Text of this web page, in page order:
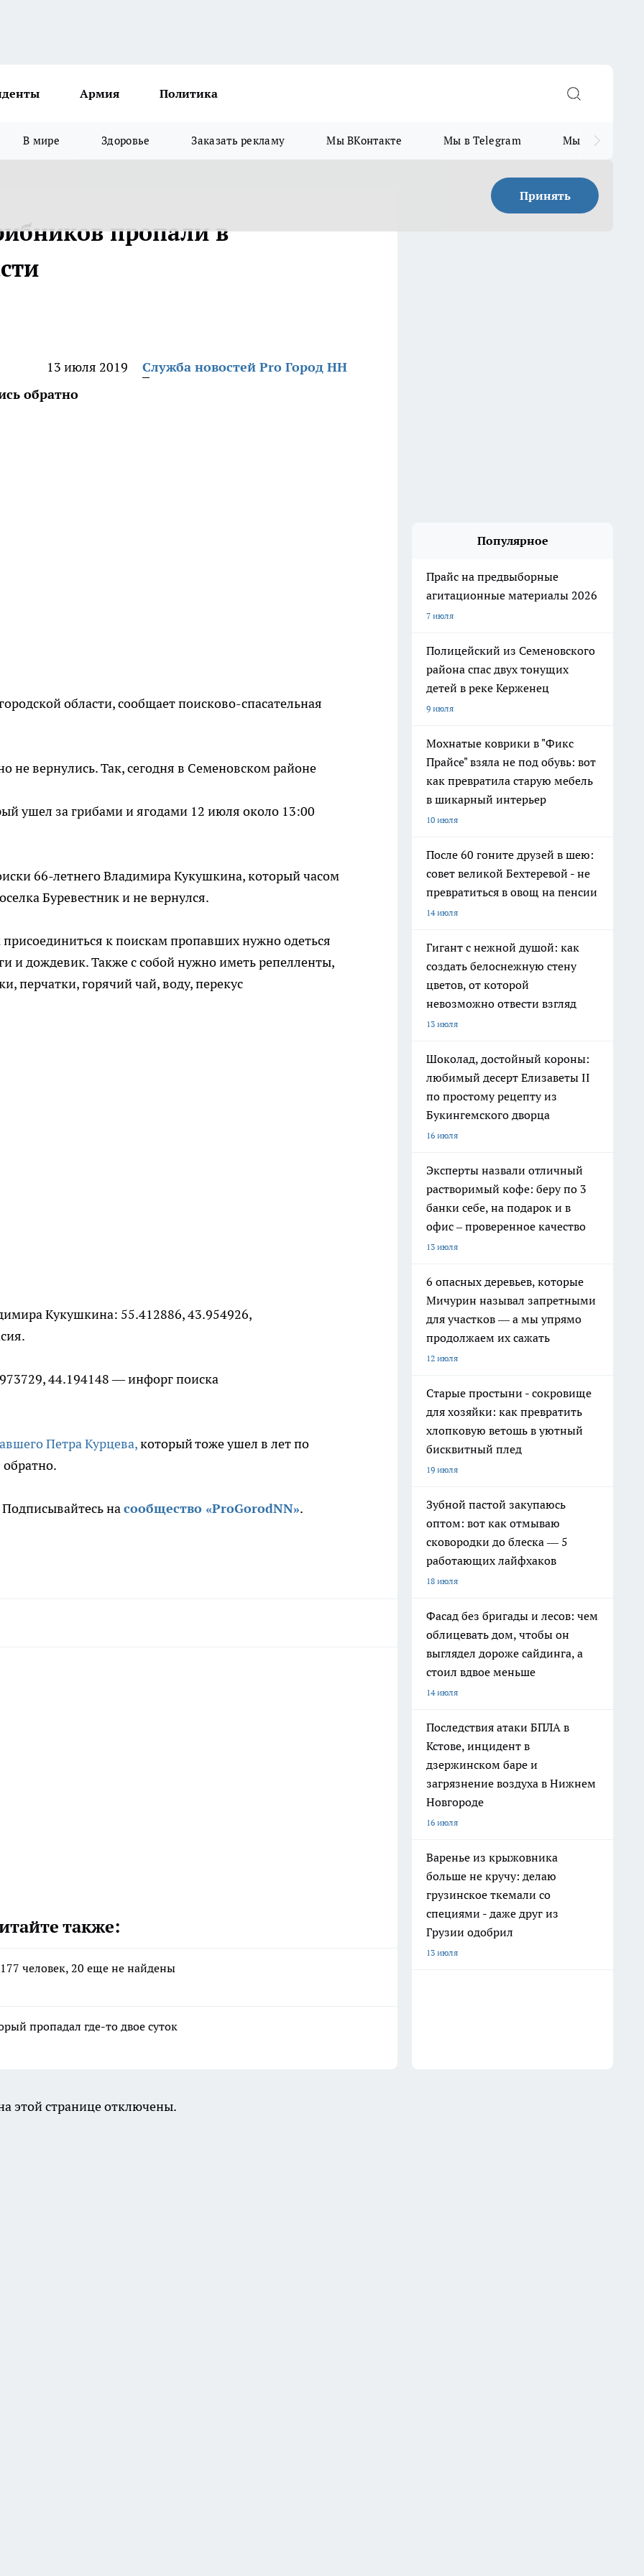
Армия Политика
В мире Здоровье Заказать рекламу Мы ВКонтакте Мы в Telegram Мы в MAX
Принять
пропали в
13 июля 2019
Служба новостей Pro Город НН
обратно
области, сообщает поисково-спасательная
не вернулись. Так, сегодня в Семеновском районе
ушел за грибами и ягодами 12 июля около 13:00
66-летнего Владимира Кукушкина, который часом
Буревестник и не вернулся.
к поискам пропавших нужно одеться
и дождевик. Также с собой нужно иметь репелленты,
перчатки, горячий чай, воду, перекус
Кукушкина: 55.412886, 43.954926,
44.194148 — инфорг поиска
Петра Курцева,который тоже ушел в лет по
насообщество «ProGorodNN».
также:
человек, 20 еще не найдены
пропадал где-то двое суток
Популярное
Прайс на предвыборные
агитационные материалы 2026
7 июля
Полицейский из Семеновского
района спас двух тонущих
детей в реке Керженец
9 июля
Мохнатые коврики в "Фикс
Прайсе" взяла не под обувь: вот
как превратила старую мебель
в шикарный интерьер
10 июля
После 60 гоните друзей в шею:
совет великой Бехтеревой - не
превратиться в овощ на пенсии
14 июля
Гигант с нежной душой: как
создать белоснежную стену
цветов, от которой
невозможно отвести взгляд
13 июля
Шоколад, достойный короны:
любимый десерт Елизаветы II
по простому рецепту из
Букингемского дворца
16 июля
Эксперты назвали отличный
растворимый кофе: беру по 3
банки себе, на подарок и в
офис – проверенное качество
13 июля
6 опасных деревьев, которые
Мичурин называл запретными
для участков — а мы упрямо
продолжаем их сажать
12 июля
Старые простыни - сокровище
для хозяйки: как превратить
хлопковую ветошь в уютный
бисквитный плед
19 июля
Зубной пастой закупаюсь
оптом: вот как отмываю
сковородки до блеска — 5
работающих лайфхаков
18 июля
Фасад без бригады и лесов: чем
облицевать дом, чтобы он
выглядел дороже сайдинга, а
стоил вдвое меньше
14 июля
Последствия атаки БПЛА в
Кстове, инцидент в
дзержинском баре и
загрязнение воздуха в Нижнем
Новгороде
16 июля
Варенье из крыжовника
больше не кручу: делаю
грузинское ткемали со
специями - даже друг из
Грузии одобрил
13 июля
этой странице отключены.